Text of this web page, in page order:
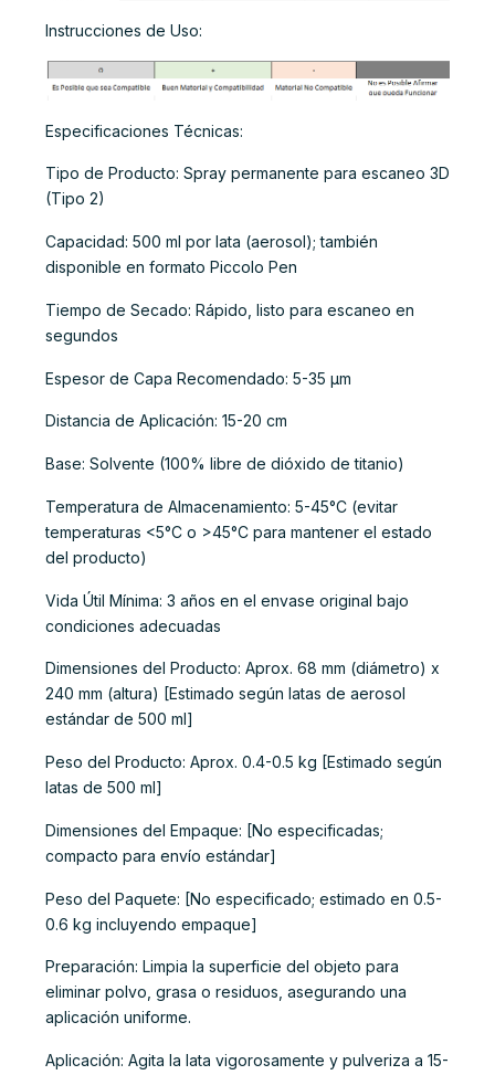
Instrucciones de Uso:
Especificaciones Técnicas:
Tipo de Producto: Spray permanente para escaneo 3D
(Tipo 2)
Capacidad: 500 ml por lata (aerosol); también
disponible en formato Piccolo Pen
Tiempo de Secado: Rápido, listo para escaneo en
segundos
Espesor de Capa Recomendado: 5-35 µm
Distancia de Aplicación: 15-20 cm
Base: Solvente (100% libre de dióxido de titanio)
Temperatura de Almacenamiento: 5-45°C (evitar
temperaturas <5°C o >45°C para mantener el estado
del producto)
Vida Útil Mínima: 3 años en el envase original bajo
condiciones adecuadas
Dimensiones del Producto: Aprox. 68 mm (diámetro) x
240 mm (altura) [Estimado según latas de aerosol
estándar de 500 ml]
Peso del Producto: Aprox. 0.4-0.5 kg [Estimado según
latas de 500 ml]
Dimensiones del Empaque: [No especificadas;
compacto para envío estándar]
Peso del Paquete: [No especificado; estimado en 0.5-
0.6 kg incluyendo empaque]
Preparación: Limpia la superficie del objeto para
eliminar polvo, grasa o residuos, asegurando una
aplicación uniforme.
Aplicación: Agita la lata vigorosamente y pulveriza a 15-